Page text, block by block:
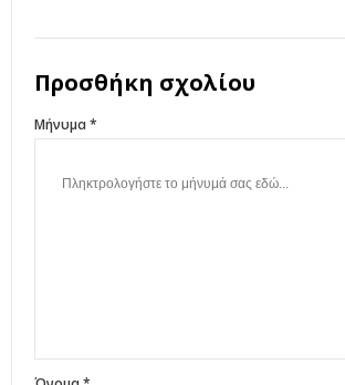
Προσθήκη σχολίου
Μήνυμα *